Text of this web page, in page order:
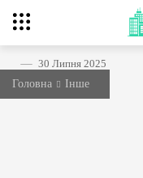
30 Липня 2025
Головна
Інше